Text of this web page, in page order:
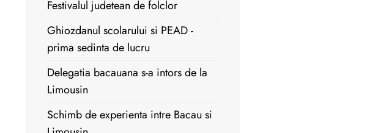
Festivalul judetean de folclor
Ghiozdanul scolarului si PEAD -
prima sedinta de lucru
Delegatia bacauana s-a intors de la
Limousin
Schimb de experienta intre Bacau si